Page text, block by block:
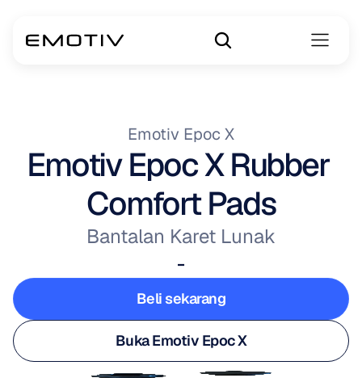
Emotiv Epoc X
Emotiv Epoc X Rubber
Comfort Pads
Bantalan Karet Lunak
-
Beli sekarang
Beli sekarang
Buka Emotiv Epoc X
Buka Emotiv Epoc X